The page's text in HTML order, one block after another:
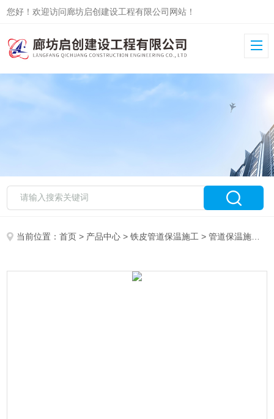
您好！欢迎访问廊坊启创建设工程有限公司网站！
当前位置：首页 > 产品中心 >铁皮管道保温施工 >管道保温施工队